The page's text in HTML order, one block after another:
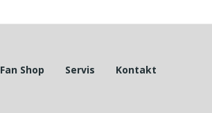
Fan Shop Servis Kontakt